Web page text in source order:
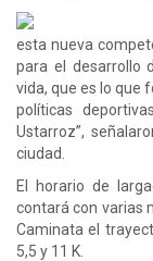
esta nueva
para el desarrollo
vida, que es lo que
políticas
Ustarroz”,
ciudad.
El horario de
contará con varias
Caminata el
5,5 y 11 K.